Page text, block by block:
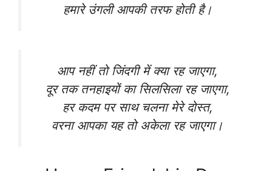
हमारे उंगली आपकी तरफ होती है।
आप नहीं तो जिंदगी में क्या रह जाएगा,
दूर तक तनहाइयों का सिलसिला रह जाएगा,
हर कदम पर साथ चलना मेरे दोस्त,
वरना आपका यह तो अकेला रह जाएगा।